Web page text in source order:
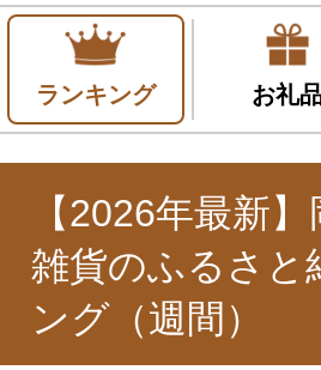
ランキング お礼
【2026年最新
雑貨のふるさと
ング（週間）